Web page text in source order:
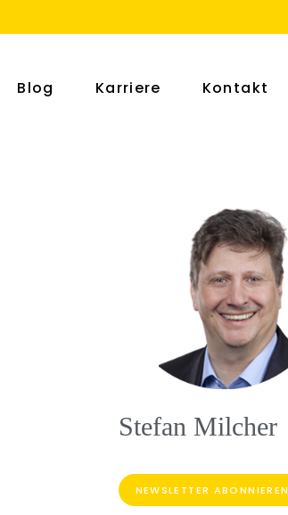
Blog Karriere Kontakt
Stefan Milcher
NEWSLETTER ABONNIEREN